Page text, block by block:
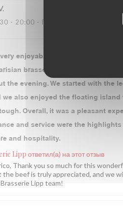
- 20:00 - ГОСТИ 3
enjoyable dinner at Brasserie
brasserie: lively, authentic,
the evening. We started with the
we also enjoyed the floating
Overall, it was a pleasant
and service were the
and hospitality.
Lipp ответил(а) на этот отзыв
Thank you so much for this
beef is truly appreciated, and we
Lipp team!